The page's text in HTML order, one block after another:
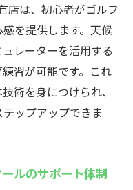
フスクールで上達
視のインドアゴル
ランが人気の理由
ルとの比較ポイン
店は、初心者がゴルフ
を提供します。天候
レーターを活用する
習が可能です。これ
術を身につけられ、
ップアップできま
ルのサポート体制